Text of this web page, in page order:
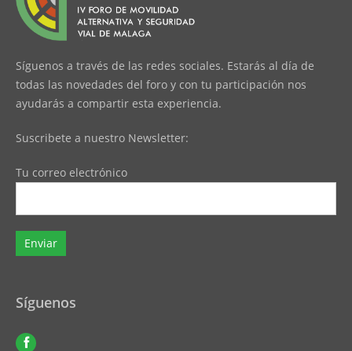
Síguenos a través de las redes sociales. Estarás al día de
todas las novedades del foro y con tu participación nos
ayudarás a compartir esta experiencia.
Suscribete a nuestro Newsletter:
Tu correo electrónico
Síguenos